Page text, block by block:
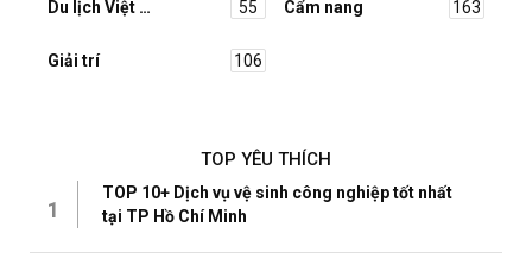
Du lịch Việt Nam 55 Cẩm nang 163
Giải trí 106
TOP YÊU THÍCH
1
TOP 10+ Dịch vụ vệ sinh công nghiệp tốt nhất
tại TP Hồ Chí Minh